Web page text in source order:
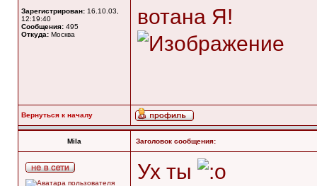
Зарегистрирован: 16.10.03,
12:19:40
Сообщения: 495
Откуда: Москва
вотана Я!
Вернуться к началу
Mila Заголовок сообщения:
Ух ты